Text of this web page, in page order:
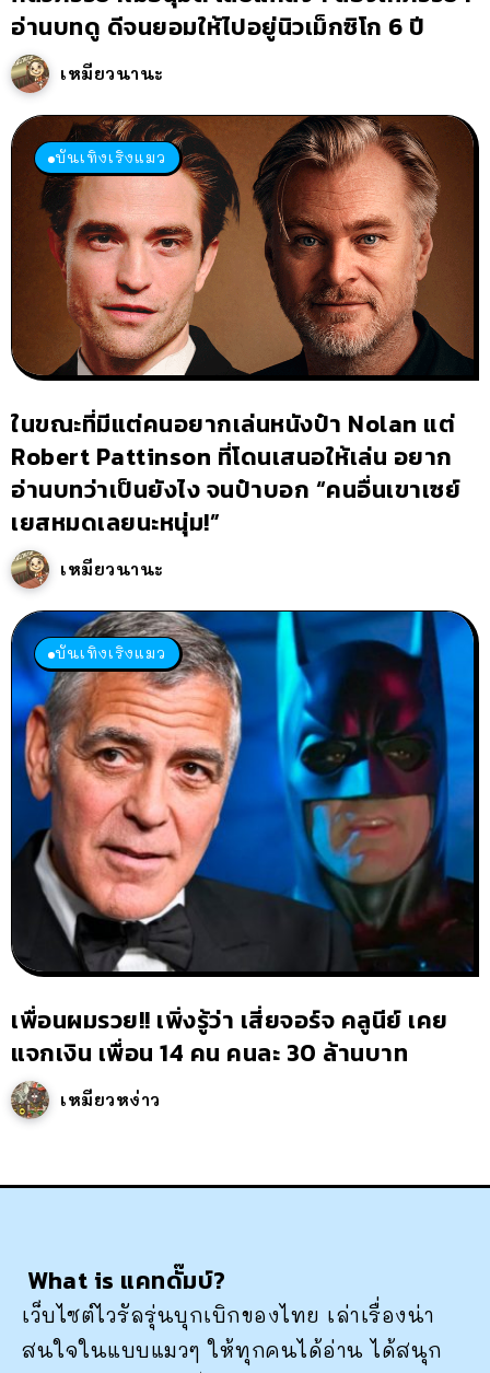
อ่านบทดู ดีจนยอมให้ไปอยู่นิวเม็กซิโก 6 ปี
เหมียวนานะ
บันเทิงเริงแมว
ในขณะที่มีแต่คนอยากเล่นหนังป๋า Nolan แต่
Robert Pattinson ที่โดนเสนอให้เล่น อยาก
อ่านบทว่าเป็นยังไง จนป๋าบอก “คนอื่นเขาเซย์
เยสหมดเลยนะหนุ่ม!”
เหมียวนานะ
บันเทิงเริงแมว
เพื่อนผมรวย!! เพิ่งรู้ว่า เสี่ยจอร์จ คลูนีย์ เคย
แจกเงิน เพื่อน 14 คน คนละ 30 ล้านบาท
เหมียวหง่าว
What is แคทดั๊มบ์?
เว็บไซต์ไวรัลรุ่นบุกเบิกของไทย เล่าเรื่องน่า
สนใจในแบบแมวๆ ให้ทุกคนได้อ่าน ได้สนุก